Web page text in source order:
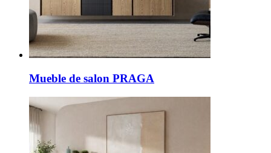
Mueble de salon PRAGA